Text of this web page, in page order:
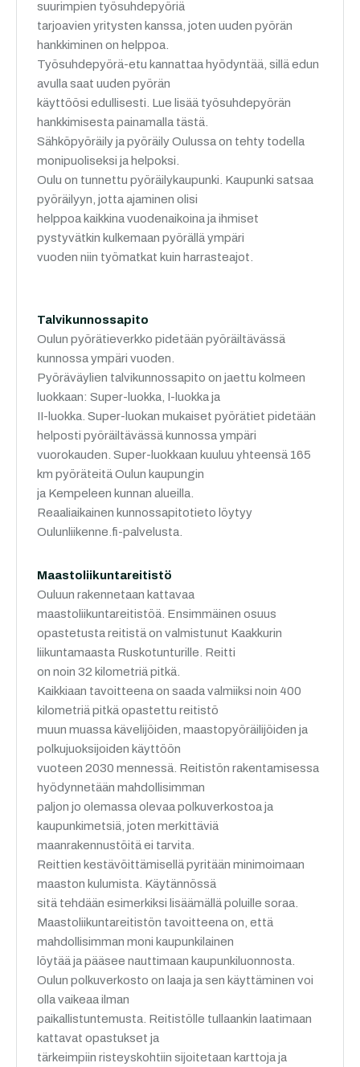
suurimpien työsuhdepyöriä
tarjoavien yritysten kanssa, joten uuden pyörän
hankkiminen on helppoa.
Työsuhdepyörä-etu kannattaa hyödyntää, sillä edun
avulla saat uuden pyörän
käyttöösi edullisesti. Lue lisää työsuhdepyörän
hankkimisesta painamalla tästä.
Sähköpyöräily ja pyöräily Oulussa on tehty todella
monipuoliseksi ja helpoksi.
Oulu on tunnettu pyöräilykaupunki. Kaupunki satsaa
pyöräilyyn, jotta ajaminen olisi
helppoa kaikkina vuodenaikoina ja ihmiset
pystyvätkin kulkemaan pyörällä ympäri
vuoden niin työmatkat kuin harrasteajot.
Talvikunnossapito
Oulun pyörätieverkko pidetään pyöräiltävässä
kunnossa ympäri vuoden.
Pyöräväylien talvikunnossapito on jaettu kolmeen
luokkaan: Super-luokka, I-luokka ja
II-luokka. Super-luokan mukaiset pyörätiet pidetään
helposti pyöräiltävässä kunnossa ympäri
vuorokauden. Super-luokkaan kuuluu yhteensä 165
km pyöräteitä Oulun kaupungin
ja Kempeleen kunnan alueilla.
Reaaliaikainen kunnossapitotieto löytyy
Oulunliikenne.fi-palvelusta.
Maastoliikuntareitistö
Ouluun rakennetaan kattavaa
maastoliikuntareitistöä. Ensimmäinen osuus
opastetusta reitistä on valmistunut Kaakkurin
liikuntamaasta Ruskotunturille. Reitti
on noin 32 kilometriä pitkä.
Kaikkiaan tavoitteena on saada valmiiksi noin 400
kilometriä pitkä opastettu reitistö
muun muassa kävelijöiden, maastopyöräilijöiden ja
polkujuoksijoiden käyttöön
vuoteen 2030 mennessä. Reitistön rakentamisessa
hyödynnetään mahdollisimman
paljon jo olemassa olevaa polkuverkostoa ja
kaupunkimetsiä, joten merkittäviä
maanrakennustöitä ei tarvita.
Reittien kestävöittämisellä pyritään minimoimaan
maaston kulumista. Käytännössä
sitä tehdään esimerkiksi lisäämällä poluille soraa.
Maastoliikuntareitistön tavoitteena on, että
mahdollisimman moni kaupunkilainen
löytää ja pääsee nauttimaan kaupunkiluonnosta.
Oulun polkuverkosto on laaja ja sen käyttäminen voi
olla vaikeaa ilman
paikallistuntemusta. Reitistölle tullaankin laatimaan
kattavat opastukset ja
tärkeimpiin risteyskohtiin sijoitetaan karttoja ja